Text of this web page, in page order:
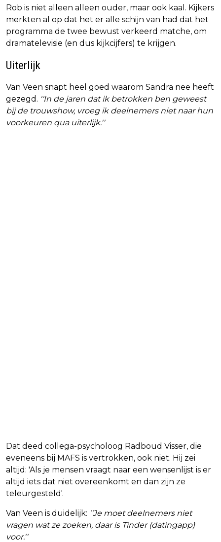
Rob is niet alleen alleen ouder, maar ook kaal. Kijkers
merkten al op dat het er alle schijn van had dat het
programma de twee bewust verkeerd matche, om
dramatelevisie (en dus kijkcijfers) te krijgen.
Uiterlijk
Van Veen snapt heel goed waarom Sandra nee heeft
gezegd. ''In de jaren dat ik betrokken ben geweest
bij de trouwshow, vroeg ik deelnemers niet naar hun
voorkeuren qua uiterlijk.''
Dat deed collega-psycholoog Radboud Visser, die
eveneens bij MAFS is vertrokken, ook niet. Hij zei
altijd: 'Als je mensen vraagt naar een wensenlijst is er
altijd iets dat niet overeenkomt en dan zijn ze
teleurgesteld'.
Van Veen is duidelijk: ''Je moet deelnemers niet
vragen wat ze zoeken, daar is Tinder (datingapp)
voor.''